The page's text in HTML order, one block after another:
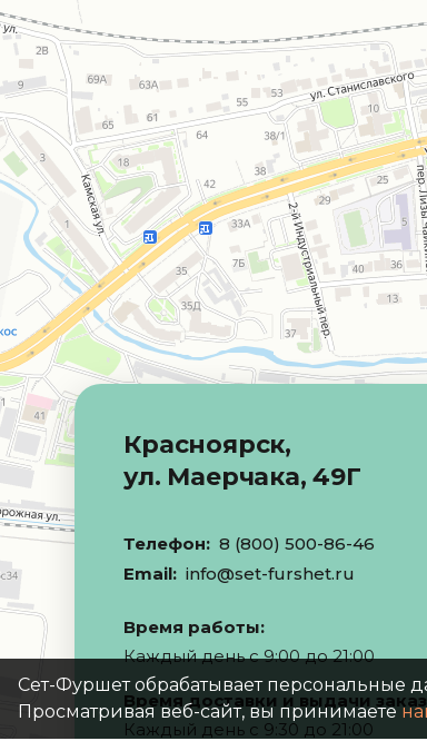
Красноярск,
ул. Маерчака, 49Г
Телефон: 8 (800) 500-86-46
Email: info@set-furshet.ru
Время работы:
Каждый день с 9:00 до 21:00
Время доставки и выдачи
Каждый день с 9:30 до 21:00
Сет-Фуршет обрабатывает персональные
Просматривая веб-сайт, вы принимаете